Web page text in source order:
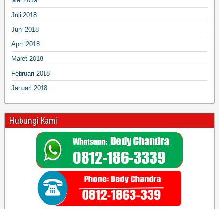
Juli 2018
Juni 2018
April 2018
Maret 2018
Februari 2018
Januari 2018
Hubungi Kami